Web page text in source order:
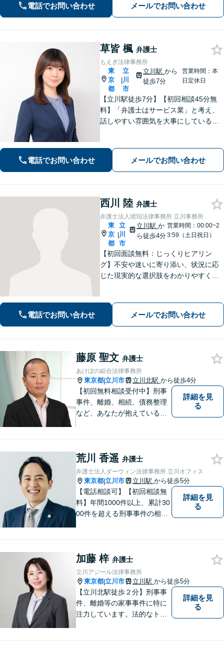
【電話相談可】【休日・夜間面談可】
電話でお問い合わせ メールでお問い合わせ
草皆 楓 弁護士
もえぎ法律事務所
東
京
都
|
立
川
市
立川駅から
徒歩7分
営業時間：本
日定休日
【立川駅徒歩7分】【初回相談45分無
料】「弁護士はサービス業」と考え、
話しやすい雰囲気を大事にしている事
を心がけています【離婚・男女問題／
相続・遺言／交通事故】
電話でお問い合わせ メールでお問い合わせ
西川 陸 弁護士
弁護士法人琥珀法律事務所 立川事務所
東
京
都
|
立
川
市
立川駅か
ら徒歩4分
営業時間：00:00~2
3:59（土日祝日）
【初回面談無料：じっくりヒアリン
グ】不安や迷いに寄り添い、状況に応
じた現実的な選択肢をわかりやすくご
対応】【電話・オンライン面談可】
電話でお問い合わせ メールでお問い合わせ
藤原 聖文 弁護士
あけぼの綜合法律事務所
東京都|立川市 立川北駅 から徒歩4分
【初回無料相談受付中】刑事
事件、離婚、相続、債務整理
など、あなたが抱えている問
詳細を見
る
荒川 香遥 弁護士
弁護士法人ダーウィン法律事務所 立川オフィス
東京都|立川市 立川駅 から徒歩5分
【電話相談可】【初回相談無
料】年間1000件以上、累計30
00件を超える刑事事件の相談
種業法違反など幅広く対応可
能。取り調べ時のアドバイス
もお任せ【完全個室】【立川
駅5分】
詳細を見
る
加藤 梓 弁護士
立川アジール法律事務所
東京都|立川市 立川駅 から徒歩5分
【立川北駅徒歩２分】刑事事
件、離婚等の家事事件に特に
注力しています。法的なトラ
詳細を見
る